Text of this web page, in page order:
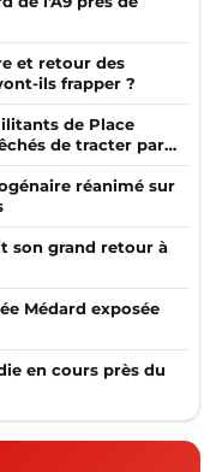
et retour des
ils frapper ?
de Place
de tracter par
réanimé sur
son grand retour à
Médard exposée
en cours près du